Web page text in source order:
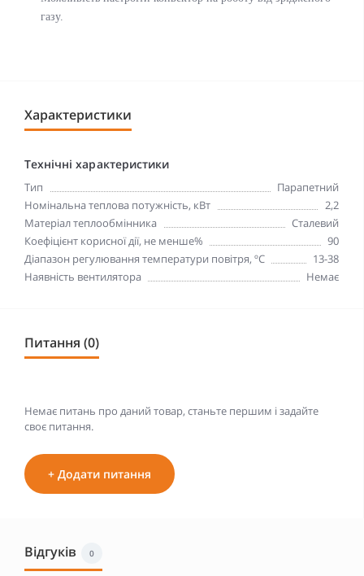
газу.
Характеристики
Технічні характеристики
Тип
Парапетний
Номінальна теплова потужність, кВт
2,2
Матеріал теплообмінника
Сталевий
Коефіцієнт корисної дії, не менше%
90
Діапазон регулювання температури повітря, ºС
13-38
Наявність вентилятора
Немає
Питання (0)
Немає питань про даний товар, станьте першим і задайте
своє питання.
+ Додати питання
Відгуків 0